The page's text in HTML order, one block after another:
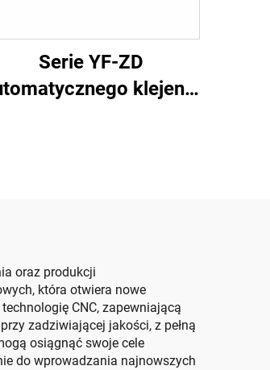
Serie YF-ZD
klejenia
oraz produkcji
która otwiera nowe
CNC, zapewniającą
zadziwiającej jakości, z pełną
osiągnąć swoje cele
do wprowadzania najnowszych